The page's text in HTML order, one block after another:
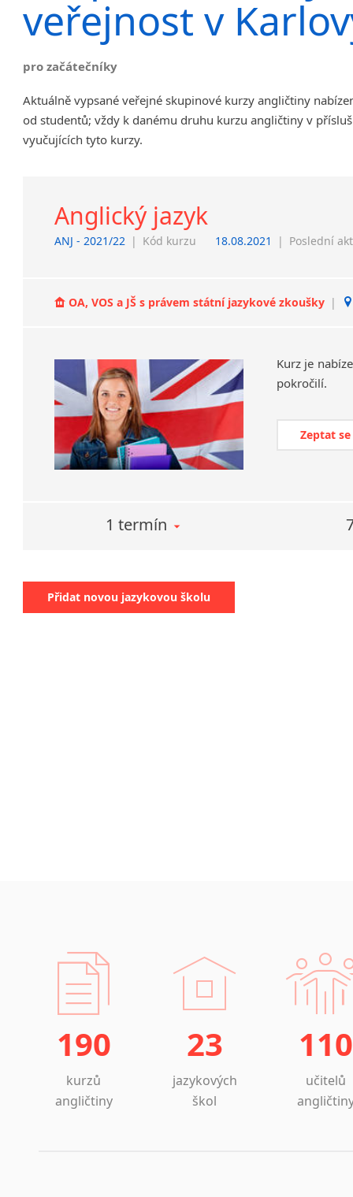
Chrudim
Děčín
Hodonín
Kolín
Most
Prostějov
Vysoká nad Labem
veřejnost v
pro začátečníky
Aktuálně vypsané veřejné skupinové kurzy angličtiny
od studentů; vždy k danému druhu kurzu angličtiny v
vyučujících tyto kurzy.
Anglický jazyk
ANJ - 2021/22 | Kód kurzu 18.08.2021 | Poslední
OA, VOS a JŠ s právem státní jazykové zkoušky |
Kurz je
pokročilí.
Zeptat
1 termín
Přidat novou jazykovou školu
190
kurzů
angličtiny
23
jazykových
škol
110
učitelů